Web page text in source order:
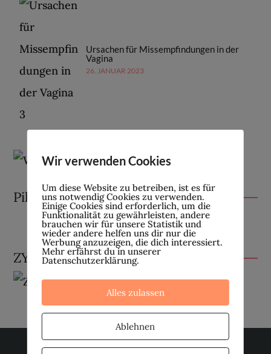
Ursachen für Missempfindungen in der
Vagina
26. JANUAR 2023
Pille absetzen
ZYKLUSCOMPUTER
Wir verwenden Cookies
Um diese Website zu betreiben, ist es für
uns notwendig Cookies zu verwenden.
Einige Cookies sind erforderlich, um die
Funktionalität zu gewährleisten, andere
brauchen wir für unsere Statistik und
wieder andere helfen uns dir nur die
Werbung anzuzeigen, die dich interessiert.
Mehr erfährst du in unserer
Datenschutzerklärung.
Alles zulassen
Ablehnen